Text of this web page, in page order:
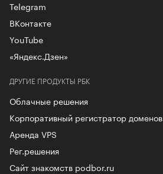
ДРУГИЕ ПРОДУКТЫ РБК
Облачные решения
Корпоративный регистратор доменов
Аренда VPS
Рег.решения
Сайт знакомств podbor.ru
Telegram
ВКонтакте
YouTube
«Яндекс.Дзен»